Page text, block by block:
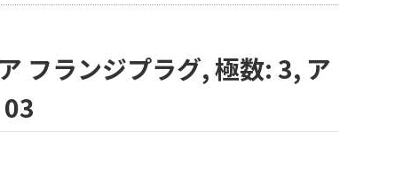
フランジプラグ, 極数: 3, ア